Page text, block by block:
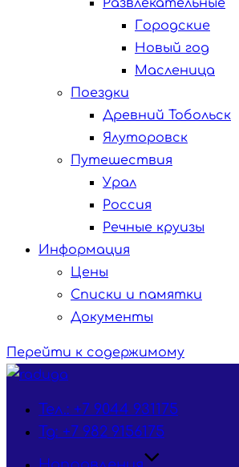
Развлекательные
Городские
Новый год
Масленица
Поездки
Древний Тобольск
Ялуторовск
Путешествия
Урал
Россия
Речные круизы
Информация
Цены
Списки и памятки
Документы
Перейти к содержимому
Тел.: +7 9044 931175
Tg: +7 982 9156175